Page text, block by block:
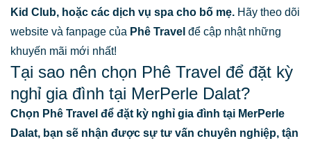
Kid Club, hoặc các dịch vụ spa cho bố mẹ. Hãy theo dõi
website và fanpage của Phê Travel để cập nhật những
khuyến mãi mới nhất!
Tại sao nên chọn Phê Travel để đặt kỳ
nghỉ gia đình tại MerPerle Dalat?
Chọn Phê Travel để đặt kỳ nghỉ gia đình tại MerPerle
Dalat, bạn sẽ nhận được sự tư vấn chuyên nghiệp, tận